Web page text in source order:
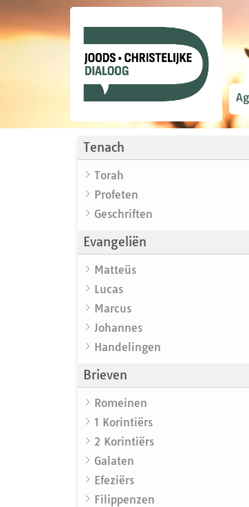
Tenach
Torah
Profeten
Geschriften
Evangeliën
Matteüs
Lucas
Marcus
Johannes
Handelingen
Brieven
Romeinen
1 Korintiërs
2 Korintiërs
Galaten
Efeziërs
Filippenzen